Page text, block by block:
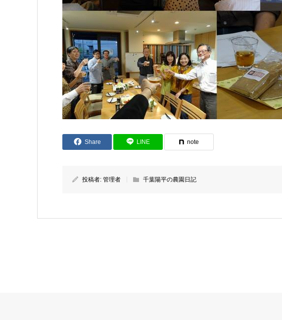
Share LINE note
投稿者: 管理者 千葉陽平の農園日記